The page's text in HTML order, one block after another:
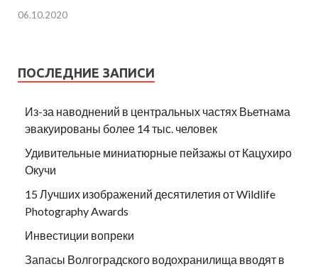
06.10.2020
ПОСЛЕДНИЕ ЗАПИСИ
Из-за наводнений в центральных частях Вьетнама
эвакуированы более 14 тыс. человек
Удивительные миниатюрные пейзажы от Кацухиро
Окучи
15 Лучших изображений десятилетия от Wildlife
Photography Awards
Инвестиции вопреки
Запасы Волгоградского водохранилища вводят в